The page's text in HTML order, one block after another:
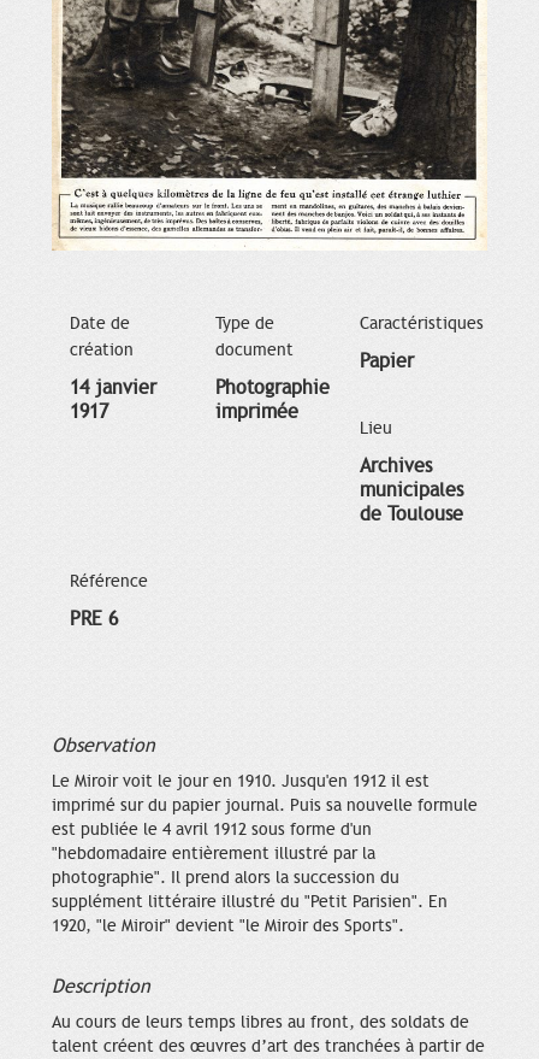
Date de
création
14 janvier
1917
Type de
document
Photographie
imprimée
Caractéristiques
Papier
Lieu
Archives
municipales
de Toulouse
Référence
PRE 6
Observation
Le Miroir voit le jour en 1910. Jusqu'en 1912 il est
imprimé sur du papier journal. Puis sa nouvelle formule
est publiée le 4 avril 1912 sous forme d'un
"hebdomadaire entièrement illustré par la
photographie". Il prend alors la succession du
supplément littéraire illustré du "Petit Parisien". En
1920, "le Miroir" devient "le Miroir des Sports".
Description
Au cours de leurs temps libres au front, des soldats de
talent créent des œuvres d’art des tranchées à partir de